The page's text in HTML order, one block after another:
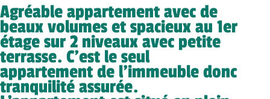
Agréable appartement avec de
beaux volumes et spacieux au 1er
étage sur 2 niveaux avec petite
terrasse. C’est le seul
appartement de l’immeuble donc
tranquilité assurée.